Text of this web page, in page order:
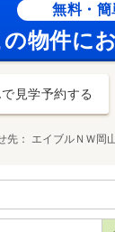
無料・簡
の物件に
見学予約する
先 エイブルＮＷ岡